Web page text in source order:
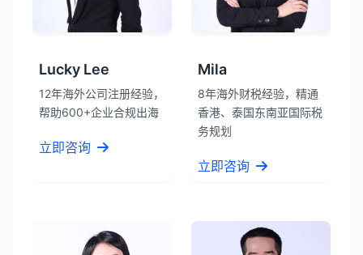
Lucky Lee
12年海外公司注册经验，
帮助600+企业合规出海
立即咨询
Mila
8年海外财税经验，精通
香港、泰国东南亚国际税
务规划
立即咨询